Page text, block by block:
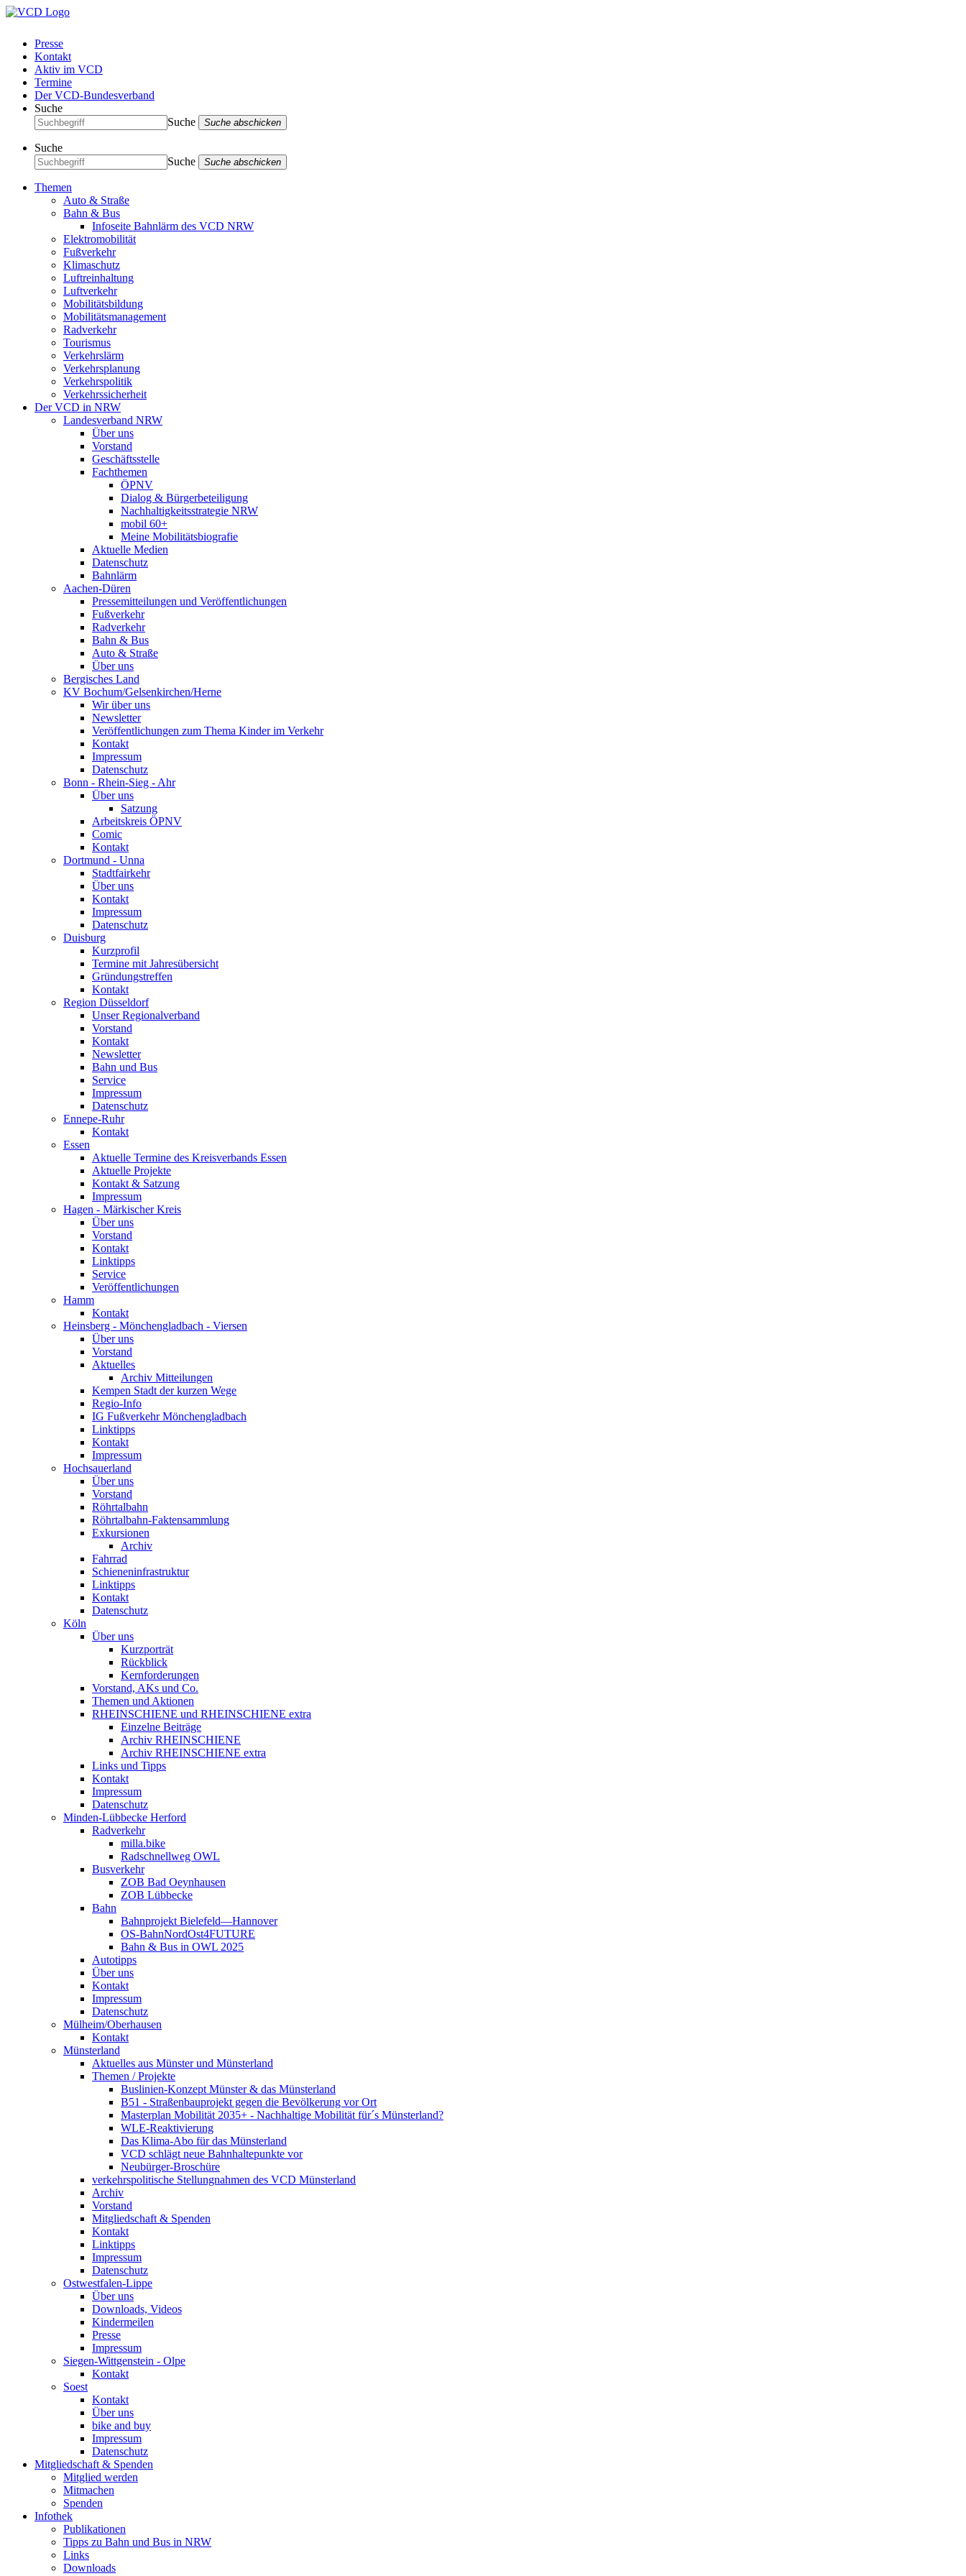
Presse
Kontakt
Aktiv im VCD
Termine
Der VCD-Bundesverband
Suche
Suche
Suche abschicken
Suche
Suche
Suche abschicken
Themen
Auto & Straße
Bahn & Bus
Infoseite Bahnlärm des VCD NRW
Elektromobilität
Fußverkehr
Klimaschutz
Luftreinhaltung
Luftverkehr
Mobilitätsbildung
Mobilitätsmanagement
Radverkehr
Tourismus
Verkehrslärm
Verkehrsplanung
Verkehrspolitik
Verkehrssicherheit
Der VCD in NRW
Landesverband NRW
Über uns
Vorstand
Geschäftsstelle
Fachthemen
ÖPNV
Dialog & Bürgerbeteiligung
Nachhaltigkeitsstrategie NRW
mobil 60+
Meine Mobilitätsbiografie
Aktuelle Medien
Datenschutz
Bahnlärm
Aachen-Düren
Pressemitteilungen und Veröffentlichungen
Fußverkehr
Radverkehr
Bahn & Bus
Auto & Straße
Über uns
Bergisches Land
KV Bochum/Gelsenkirchen/Herne
Wir über uns
Newsletter
Veröffentlichungen zum Thema Kinder im Verkehr
Kontakt
Impressum
Datenschutz
Bonn - Rhein-Sieg - Ahr
Über uns
Satzung
Arbeitskreis ÖPNV
Comic
Kontakt
Dortmund - Unna
Stadtfairkehr
Über uns
Kontakt
Impressum
Datenschutz
Duisburg
Kurzprofil
Termine mit Jahresübersicht
Gründungstreffen
Kontakt
Region Düsseldorf
Unser Regionalverband
Vorstand
Kontakt
Newsletter
Bahn und Bus
Service
Impressum
Datenschutz
Ennepe-Ruhr
Kontakt
Essen
Aktuelle Termine des Kreisverbands Essen
Aktuelle Projekte
Kontakt & Satzung
Impressum
Hagen - Märkischer Kreis
Über uns
Vorstand
Kontakt
Linktipps
Service
Veröffentlichungen
Hamm
Kontakt
Heinsberg - Mönchengladbach - Viersen
Über uns
Vorstand
Aktuelles
Archiv Mitteilungen
Kempen Stadt der kurzen Wege
Regio-Info
IG Fußverkehr Mönchengladbach
Linktipps
Kontakt
Impressum
Hochsauerland
Über uns
Vorstand
Röhrtalbahn
Röhrtalbahn-Faktensammlung
Exkursionen
Archiv
Fahrrad
Schieneninfrastruktur
Linktipps
Kontakt
Datenschutz
Köln
Über uns
Kurzporträt
Rückblick
Kernforderungen
Vorstand, AKs und Co.
Themen und Aktionen
RHEINSCHIENE und RHEINSCHIENE extra
Einzelne Beiträge
Archiv RHEINSCHIENE
Archiv RHEINSCHIENE extra
Links und Tipps
Kontakt
Impressum
Datenschutz
Minden-Lübbecke Herford
Radverkehr
milla.bike
Radschnellweg OWL
Busverkehr
ZOB Bad Oeynhausen
ZOB Lübbecke
Bahn
Bahnprojekt Bielefeld—Hannover
OS-BahnNordOst4FUTURE
Bahn & Bus in OWL 2025
Autotipps
Über uns
Kontakt
Impressum
Datenschutz
Mülheim/Oberhausen
Kontakt
Münsterland
Aktuelles aus Münster und Münsterland
Themen / Projekte
Buslinien-Konzept Münster & das Münsterland
B51 - Straßenbauprojekt gegen die Bevölkerung vor Ort
Masterplan Mobilität 2035+ - Nachhaltige Mobilität für´s Münsterland?
WLE-Reaktivierung
Das Klima-Abo für das Münsterland
VCD schlägt neue Bahnhaltepunkte vor
Neubürger-Broschüre
verkehrspolitische Stellungnahmen des VCD Münsterland
Archiv
Vorstand
Mitgliedschaft & Spenden
Kontakt
Linktipps
Impressum
Datenschutz
Ostwestfalen-Lippe
Über uns
Downloads, Videos
Kindermeilen
Presse
Impressum
Siegen-Wittgenstein - Olpe
Kontakt
Soest
Kontakt
Über uns
bike and buy
Impressum
Datenschutz
Mitgliedschaft & Spenden
Mitglied werden
Mitmachen
Spenden
Infothek
Publikationen
Tipps zu Bahn und Bus in NRW
Links
Downloads